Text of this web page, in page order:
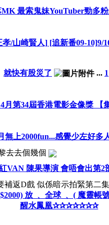
MK 最索鬼妹YouTuber勁多
/山崎賢人] [追新番09-10]9/
就快有股災了
... 1
4月第34屆香港電影金像獎 【
無上2000fun...感覺少左好多
去去個幾個
VAN 陳果導演 會唔會出第2
補返D戲 似係暗示拍緊第二
放 ﹑ 全球 ﹑ ( 魔靈帳
醒水鳳凰✰✰✰✰✰✰✰